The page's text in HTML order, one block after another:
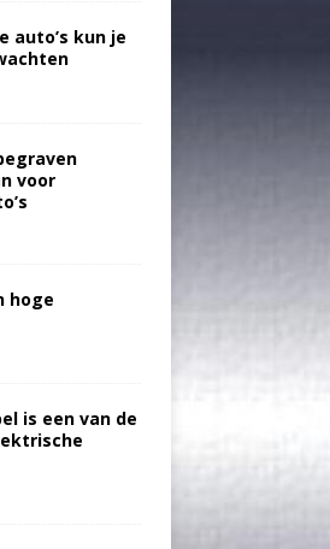
auto’s kun je
voor
hoge
is een van de